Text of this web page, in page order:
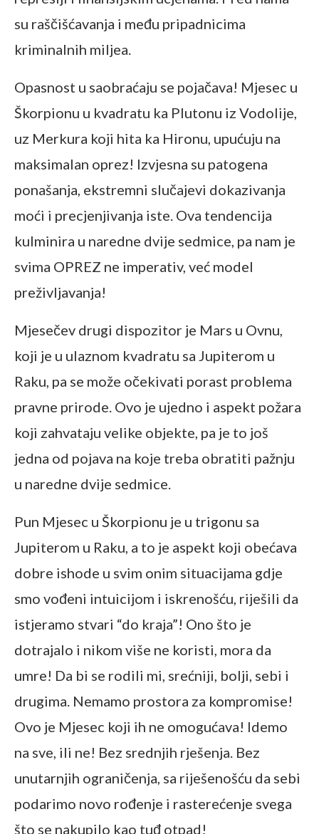
su raščišćavanja i među pripadnicima
kriminalnih miljea.
Opasnost u saobraćaju se pojačava! Mjesec u
Škorpionu u kvadratu ka Plutonu iz Vodolije,
uz Merkura koji hita ka Hironu, upućuju na
maksimalan oprez! Izvjesna su patogena
ponašanja, ekstremni slučajevi dokazivanja
moći i precjenjivanja iste. Ova tendencija
kulminira u naredne dvije sedmice, pa nam je
svima OPREZ ne imperativ, već model
preživljavanja!
Mjesečev drugi dispozitor je Mars u Ovnu,
koji je u ulaznom kvadratu sa Jupiterom u
Raku, pa se može očekivati porast problema
pravne prirode. Ovo je ujedno i aspekt požara
koji zahvataju velike objekte, pa je to još
jedna od pojava na koje treba obratiti pažnju
u naredne dvije sedmice.
Pun Mjesec u Škorpionu je u trigonu sa
Jupiterom u Raku, a to je aspekt koji obećava
dobre ishode u svim onim situacijama gdje
smo vođeni intuicijom i iskrenošću, riješili da
istjeramo stvari “do kraja”! Ono što je
dotrajalo i nikom više ne koristi, mora da
umre! Da bi se rodili mi, srećniji, bolji, sebi i
drugima. Nemamo prostora za kompromise!
Ovo je Mjesec koji ih ne omogućava! Idemo
na sve, ili ne! Bez srednjih rješenja. Bez
unutarnjih ograničenja, sa riješenošću da sebi
podarimo novo rođenje i rasterećenje svega
što se nakupilo kao tuđ otpad!